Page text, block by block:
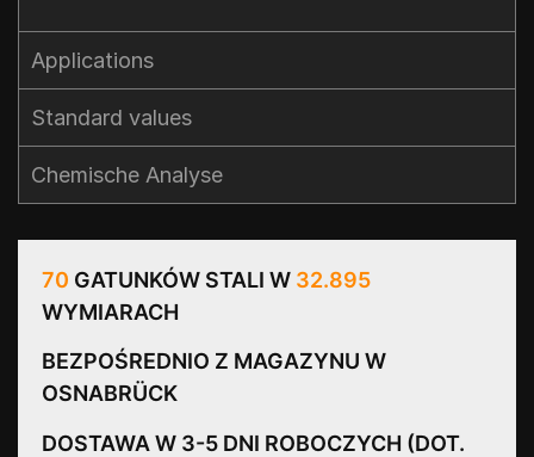
Applications
Standard values​
Chemische Analyse
70 GATUNKÓW STALI W 32.895
WYMIARACH
BEZPOŚREDNIO Z MAGAZYNU W
OSNABRÜCK
DOSTAWA W 3-5 DNI ROBOCZYCH (DOT.